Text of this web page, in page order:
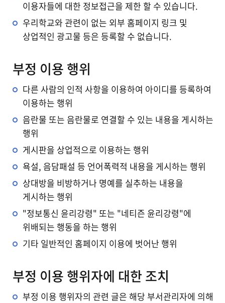
이용자들에 대한 정보접근을 제한 할 수 있습니다.
우리학교와 관련이 없는 외부 홈페이지 링크 및
상업적인 광고물 등은 등록할 수 없습니다.
부정 이용 행위
다른 사람의 인적 사항을 이용하여 아이디를 등록하여
이용하는 행위
음란물 또는 음란물로 연결할 수 있는 내용을 게시하는
행위
게시판을 상업적으로 이용하는 행위
욕설, 음담패설 등 언어폭력적 내용을 게시하는 행위
상대방을 비방하거나 명예를 실추하는 내용을
게시하는 행위
"정보통신 윤리강령" 또는 "네티즌 윤리강령"에
위배되는 행동을 하는 행위
기타 일반적인 홈페이지 이용에 벗어난 행위
부정 이용 행위자에 대한 조치
부정 이용 행위자의 관련 글은 해당 부서관리자에 의해